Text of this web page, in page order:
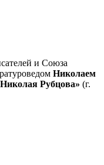
и Союза
Николаем
Рубцова» (г.